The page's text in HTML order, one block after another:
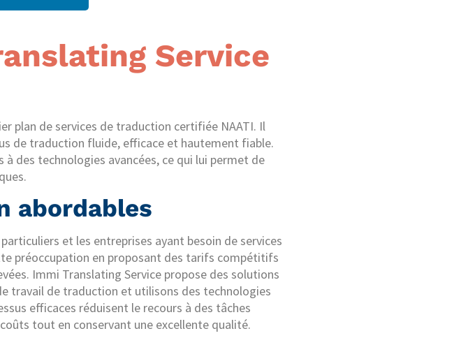
Service
plan de services de traduction certifiée NAATI. Il
de traduction fluide, efficace et hautement fiable.
des technologies avancées, ce qui lui permet de
abordables
et les entreprises ayant besoin de services
préoccupation en proposant des tarifs compétitifs
Immi Translating Service propose des solutions
travail de traduction et utilisons des technologies
efficaces réduisent le recours à des tâches
tout en conservant une excellente qualité.